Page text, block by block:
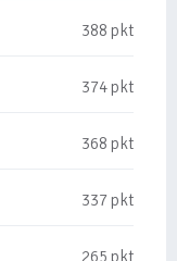
388 pkt
374 pkt
368 pkt
337 pkt
265 pkt